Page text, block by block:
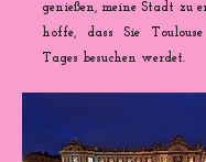
genießen, meine Stadt zu
hoffe, dass Sie
Tages besuchen werdet.